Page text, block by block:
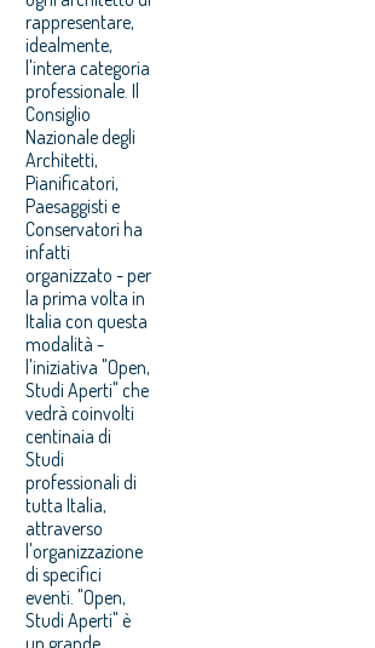
rappresentare,
idealmente,
l'intera categoria
professionale. Il
Consiglio
Nazionale degli
Architetti,
Pianificatori,
Paesaggisti e
Conservatori ha
infatti
organizzato - per
la prima volta in
Italia con questa
modalità -
l'iniziativa "Open,
Studi Aperti" che
vedrà coinvolti
centinaia di
Studi
professionali di
tutta Italia,
attraverso
l'organizzazione
di specifici
eventi. "Open,
Studi Aperti" è
un grande